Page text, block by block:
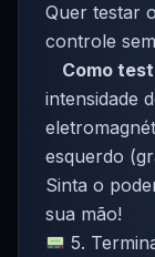
Quer testar
controle
Como
intensidade
esquerdo
Sinta o
sua mão!
5.